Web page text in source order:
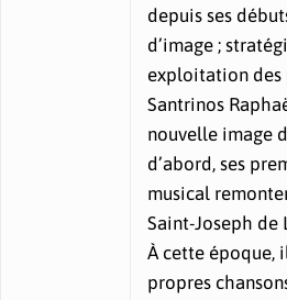
depuis ses
d’image ;
exploitation des
Santrinos
nouvelle image
d’abord, ses
musical
Saint-Joseph de
À cette époque,
propres